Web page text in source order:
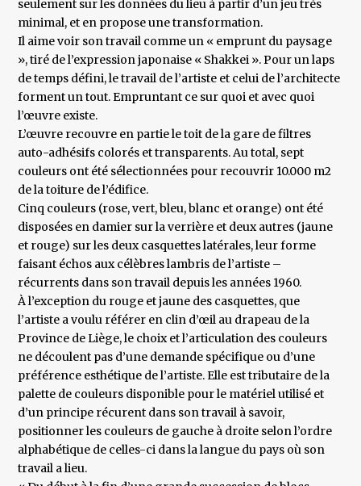
seulement sur les données du lieu à partir d’un jeu très
minimal, et en propose une transformation.
Il aime voir son travail comme un « emprunt du paysage
», tiré de l’expression japonaise « Shakkei ». Pour un laps
de temps défini, le travail de l’artiste et celui de l’architecte
forment un tout. Empruntant ce sur quoi et avec quoi
l’œuvre existe.
L’œuvre recouvre en partie le toit de la gare de filtres
auto-adhésifs colorés et transparents. Au total, sept
couleurs ont été sélectionnées pour recouvrir 10.000 m2
de la toiture de l’édifice.
Cinq couleurs (rose, vert, bleu, blanc et orange) ont été
disposées en damier sur la verrière et deux autres (jaune
et rouge) sur les deux casquettes latérales, leur forme
faisant échos aux célèbres lambris de l’artiste –
récurrents dans son travail depuis les années 1960.
À l’exception du rouge et jaune des casquettes, que
l’artiste a voulu référer en clin d’œil au drapeau de la
Province de Liège, le choix et l’articulation des couleurs
ne découlent pas d’une demande spécifique ou d’une
préférence esthétique de l’artiste. Elle est tributaire de la
palette de couleurs disponible pour le matériel utilisé et
d’un principe récurent dans son travail à savoir,
positionner les couleurs de gauche à droite selon l’ordre
alphabétique de celles-ci dans la langue du pays où son
travail a lieu.